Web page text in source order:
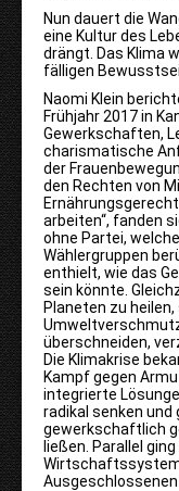
Nun dauert die
eine Kultur des
drängt. Das Klima
fälligen
Naomi Klein
Frühjahr 2017 in
Gewerkschaften,
charismatische
der
den Rechten von
arbeiten“, fanden
ohne Partei,
Wählergruppen
enthielt, wie das
sein könnte.
Planeten zu
überschneiden,
Die Klimakrise
Kampf gegen
integrierte
radikal senken und
gewerkschaftlich
ließen. Parallel